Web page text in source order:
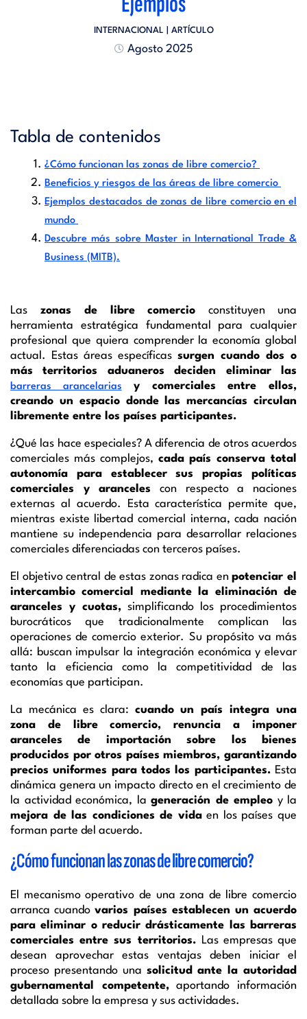
INTERNACIONAL | ARTÍCULO
Agosto 2025
Tabla de contenidos
¿Cómo funcionan las zonas de libre comercio?
Beneficios y riesgos de las áreas de libre comercio
Ejemplos destacados de zonas de libre comercio en el
mundo
Descubre más sobre Master in International Trade &
Business (MITB).
Las zonas de libre comercioconstituyen una
herramienta estratégica fundamental para cualquier
profesional que quiera comprender la economía global
actual. Estas áreas específicas surgen cuando dos o
más territorios aduaneros deciden eliminar las
barreras arancelarias
y comerciales entre ellos,
creando un espacio donde las mercancías circulan
libremente entre los países participantes.
¿Qué las hace especiales? A diferencia de otros acuerdos
comerciales más complejos, cada país conserva total
autonomía para establecer sus propias políticas
comerciales y aranceles con respecto a naciones
externas al acuerdo. Esta característica permite que,
mientras existe libertad comercial interna, cada nación
mantiene su independencia para desarrollar relaciones
comerciales diferenciadas con terceros países.
El objetivo central de estas zonas radica enpotenciar el
intercambio comercial mediante la eliminación de
aranceles y cuotas,simplificando los procedimientos
burocráticos que tradicionalmente complican las
operaciones de comercio exterior. Su propósito va más
allá: buscan impulsar la integración económica y elevar
tanto la eficiencia como la competitividad de las
economías que participan.
La mecánica es clara: cuando un país integra una
zona de libre comercio, renuncia a imponer
aranceles de importación sobre los bienes
producidos por otros países miembros, garantizando
precios uniformes para todos los participantes. Esta
dinámica genera un impacto directo en el crecimiento de
la actividad económica, la generación de empleo y la
mejora de las condiciones de vidaen los países que
forman parte del acuerdo.
¿Cómo funcionan las zonas de libre comercio?
El mecanismo operativo de una zona de libre comercio
arranca cuandovarios países establecen un acuerdo
para eliminar o reducir drásticamente las barreras
comerciales entre sus territorios. Las empresas que
desean aprovechar estas ventajas deben iniciar el
proceso presentando una solicitud ante la autoridad
gubernamental competente, aportando información
detallada sobre la empresa y sus actividades.